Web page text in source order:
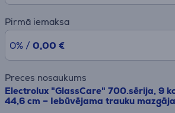
Pirmā iemaksa
0% / 0,00 €
Preces nosaukums
Electrolux "GlassCare" 700.sērija, 9
44,6 cm – Iebūvējama trauku